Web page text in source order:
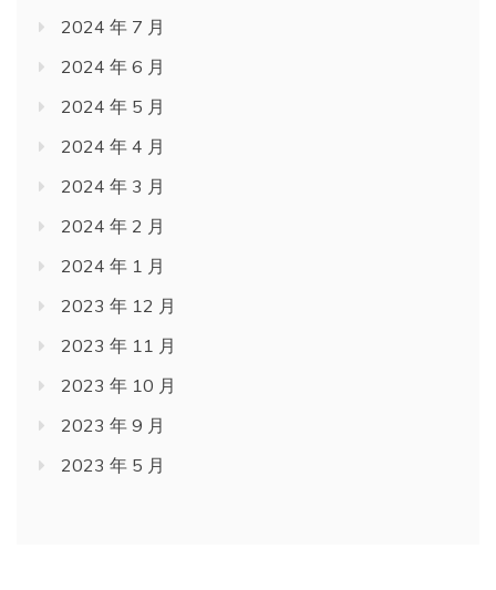
2024 年 7 月
2024 年 6 月
2024 年 5 月
2024 年 4 月
2024 年 3 月
2024 年 2 月
2024 年 1 月
2023 年 12 月
2023 年 11 月
2023 年 10 月
2023 年 9 月
2023 年 5 月